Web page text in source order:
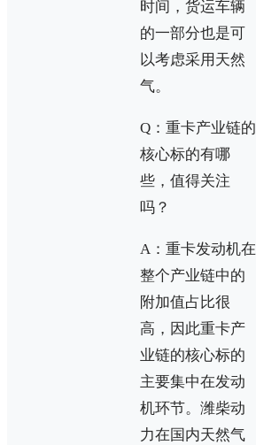
时间，货运车辆
的一部分也是可
以考虑采用天然
气。
Q：重卡产业链的
核心标的有哪
些，值得关注
吗？
A：重卡发动机在
整个产业链中的
附加值占比很
高，因此重卡产
业链的核心标的
主要集中在发动
机环节。潍柴动
力在国内天然气